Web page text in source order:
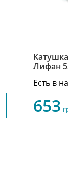
Лифан
Есть в
653